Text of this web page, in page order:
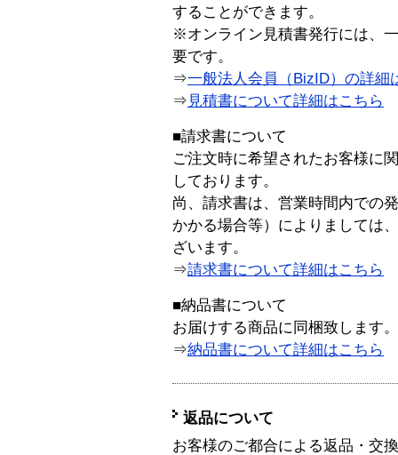
することができます。
※オンライン見積書発行には、
要です。
⇒一般法人会員（BizID）の詳細
⇒ 見積書について詳細はこちら
■請求書について
ご注文時に希望されたお客様に
しております。
尚、請求書は、営業時間内での
かかる場合等）によりましては
ざいます。
⇒請求書について詳細はこちら
■納品書について
お届けする商品に同梱致します。
⇒納品書について詳細はこちら
返品について
お客様のご都合による返品・交